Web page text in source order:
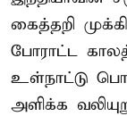
கைத்தறி
போராட்ட
உள்நாட்டு
அளிக்க